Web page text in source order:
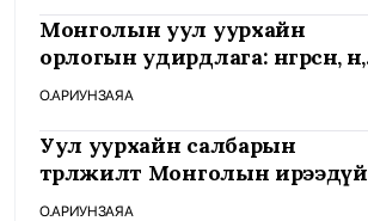
Монголын уул уурхайн
орлогын удирдлага: өнгөрсөн, өнөө,
ирээдүй
О.АРИУНЗАЯА
Уул уурхайн салбарын
төрөлжилт Монголын
чухал ач холбогдолтой
О.АРИУНЗАЯА